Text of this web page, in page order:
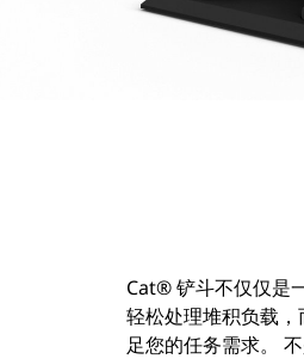
Cat® 铲斗不仅仅是
轻松处理堆积负载
足您的任务需求。